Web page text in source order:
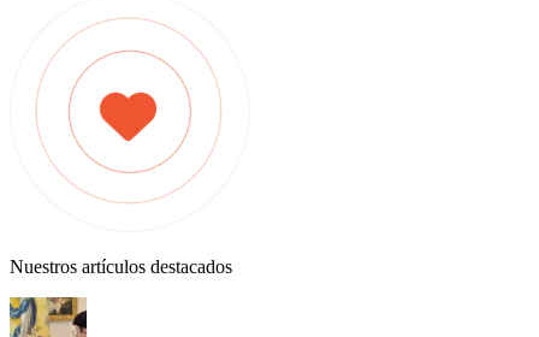
Nuestros artículos destacados